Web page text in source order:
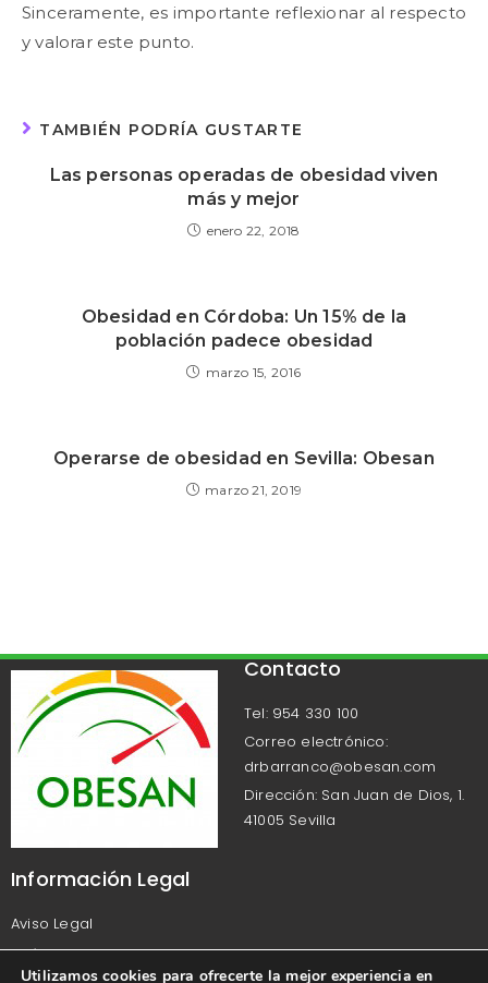
Sinceramente, es importante reflexionar al respecto
y valorar este punto.
TAMBIÉN PODRÍA GUSTARTE
Las personas operadas de obesidad viven
más y mejor
enero 22, 2018
Obesidad en Córdoba: Un 15% de la
población padece obesidad
marzo 15, 2016
Operarse de obesidad en Sevilla: Obesan
marzo 21, 2019
Contacto
Tel: 954 330 100
Correo electrónico:
drbarranco@obesan.com
Dirección: San Juan de Dios, 1.
41005 Sevilla
Información Legal
Aviso Legal
Política de Privacidad
Utilizamos cookies para ofrecerte la mejor experiencia en